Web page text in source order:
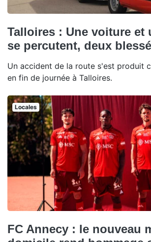
Talloires : Une voiture et
se percutent, deux
Un accident de la route s'est produit
en fin de journée à Talloires.
Locales
FC Annecy : le nouveau